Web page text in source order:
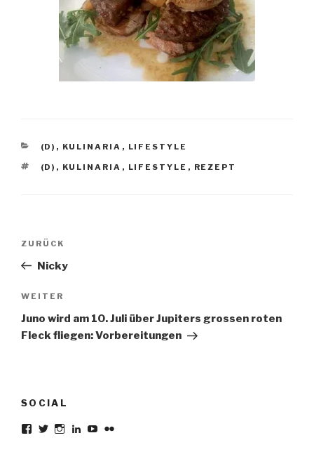
KATEGORIEN
(D) , KULINARIA , LIFESTYLE
SCHLAGWÖRTER
(D) , KULINARIA , LIFESTYLE , REZEPT
Beitragsnavigation
Vorheriger
Beitrag
ZURÜCK
Nicky
Nächster
Beitrag
WEITER
Juno wird am 10. Juli über Jupiters grossen roten
Fleck fliegen: Vorbereitungen
SOCIAL
ProfilProfilProfilProfilProfilProfil